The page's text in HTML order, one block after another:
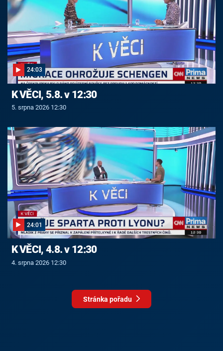
24:03
K VĚCI, 5.8. v 12:30
5. srpna 2026 12:30
24:01
K VĚCI, 4.8. v 12:30
4. srpna 2026 12:30
Stránka pořadu